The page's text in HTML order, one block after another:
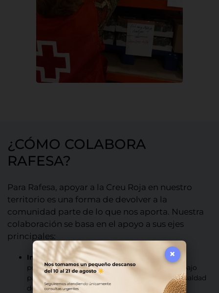
¿CÓMO COLABORA
RAFESA?
Para Rafesa, apoyar a la Creu Roja en nuestro
territorio es una forma de devolver a la
comunidad parte de lo que nos aporta. Nuestra
colaboración se basa en el apoyo a sus ejes
principales:
Inclusión Social y Ocupación:
Apoyamos los
programas que generan oportunidades de trabajo
para colectivos vulnerables, favoreciendo la igualdad
de oportunidades en el mercado laboral.
×